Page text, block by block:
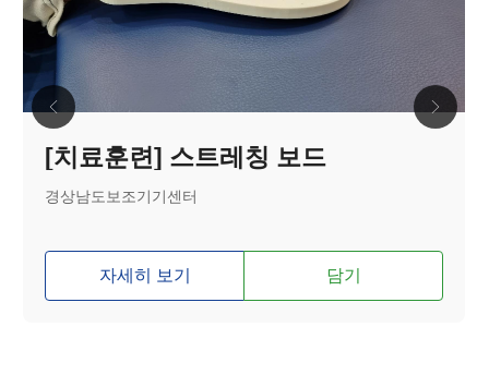
[치료훈련] 스트레칭 보드
경상남도보조기기센터
자세히 보기 담기